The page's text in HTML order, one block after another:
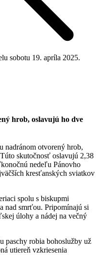
sobotu 19. apríla 2025.
hrob, oslavujú ho dve
nadránom otvorený hrob,
skutočnosť oslavujú 2,38
nedeľu Pánovho
kresťanských sviatkov
spolu s biskupmi
nad smrťou. Pripomínajú si
úlohy a nádej na večný
paschy robia bohoslužby už
utiereň vzkriesenia